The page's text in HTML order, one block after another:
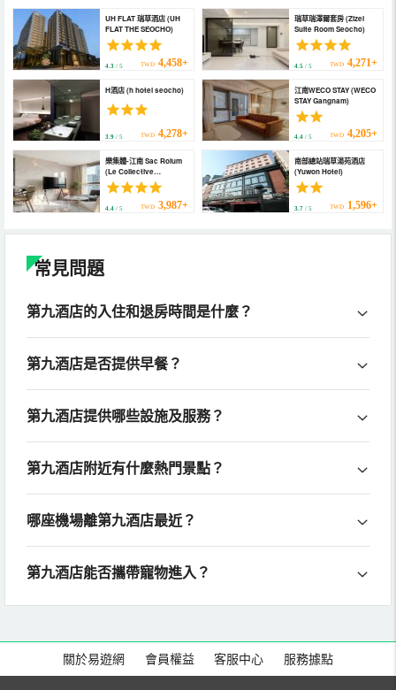
UH FLAT 瑞草酒店 (UH
FLAT THE SEOCHO)
4.3 / 5 TWD 4,458+
瑞草瑞澤爾套房 (Zizel
Suite Room Seocho)
4.5/ 5 TWD 4,271+
H酒店 (h hotel seocho)
3.9 / 5 TWD 4,278+
江南WECO STAY (WECO
STAY Gangnam)
4.4/ 5 TWD 4,205+
樂集體-江南 Sac Roium
(Le Collective
Gangnam Sac Roium)
4.4 / 5 TWD 3,987+
南部總站瑞草湯苑酒店
(Yuwon Hotel)
3.7/ 5 TWD 1,596+
常見問題
第九酒店的入住和退房時間是什麼？
第九酒店是否提供早餐？
第九酒店提供哪些設施及服務？
第九酒店附近有什麼熱門景點？
哪座機場離第九酒店最近？
第九酒店能否攜帶寵物進入？
關於易遊網 會員權益 客服中心 服務據點